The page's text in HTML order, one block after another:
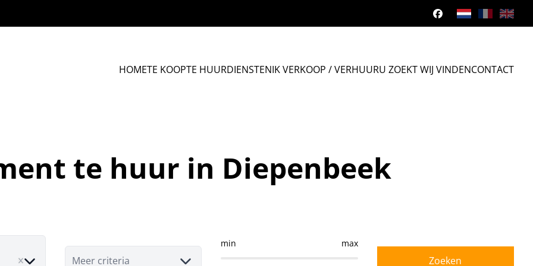
HOMETE KOOPTE HUURDIENSTENIK VERKOOP / VERHUURU ZOEKT WIJ VINDENCONTACT
te huur in Diepenbeek
Meer criteria
min max
Zoeken